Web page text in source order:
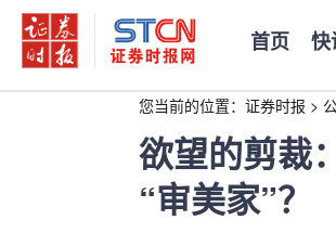
首页 快
您当前的位置： 证券时报 >
欲望的剪裁
“审美家”？